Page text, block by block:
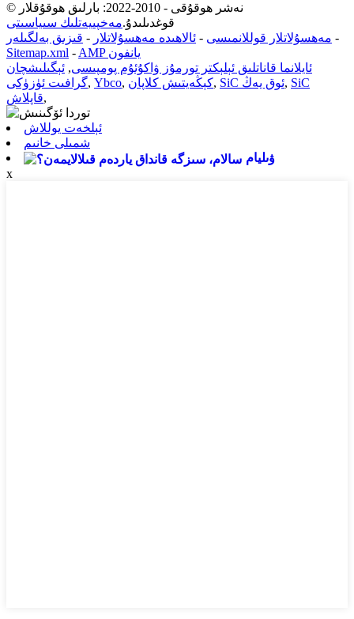
© نەشر ھوقۇقى - 2010-2022: بارلىق ھوقۇقلار
قوغدىلىدۇ.مەخپىيەتلىك سىياسىتى
مەھسۇلاتلار قوللانمىسى - ئالاھىدە مەھسۇلاتلار - قىزىق بەلگىلەر
-
Sitemap.xml -
AMP يانفون
ئايلانما قاناتلىق ئېلېكتر تورمۇز ۋاكۇئۇم پومپىسى, ئېگىلىشچان
گرافىت ئۈزۈكى, Ybco, كېڭەيتىش كلاپان, SiC ئوق يەڭ, SiC
قاپلاش,
ئېلخەت يوللاش
شمىلى خانىم
ۋىليام
x